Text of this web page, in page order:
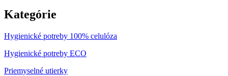
Kategórie
Hygienické potreby 100% celulóza
Hygienické potreby ECO
Priemyselné utierky